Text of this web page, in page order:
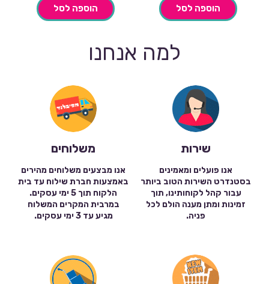
הוספה לסל הוספה לסל
למה אנחנו
שירות
אנו פועלים ומאמינים
בסטנדרט השירות הטוב ביותר
עבור קהל לקוחותינו, תוך
זמינות ומתן מענה הולם לכל
פניה.
משלוחים
אנו מבצעים משלוחים מהירים
באמצעות חברת שילוח עד בית
הלקוח תוך 5 ימי עסקים.
במרבית המקרים המשלוח
מגיע עד 3 ימי עסקים.